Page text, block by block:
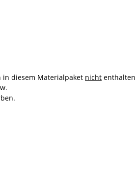
diesem Materialpaket nicht